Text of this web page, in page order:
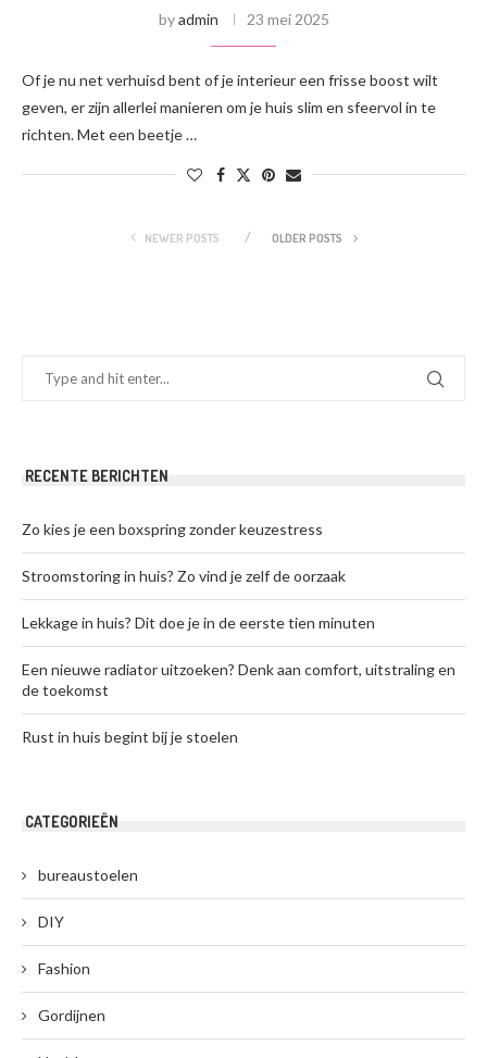
byadmin 23 mei 2025
Of je nu net verhuisd bent of je interieur een frisse boost wilt
geven, er zijn allerlei manieren om je huis slim en sfeervol in te
richten. Met een beetje …
NEWER POSTS OLDER POSTS
RECENTE BERICHTEN
Zo kies je een boxspring zonder keuzestress
Stroomstoring in huis? Zo vind je zelf de oorzaak
Lekkage in huis? Dit doe je in de eerste tien minuten
Een nieuwe radiator uitzoeken? Denk aan comfort, uitstraling en
de toekomst
Rust in huis begint bij je stoelen
CATEGORIEËN
bureaustoelen
DIY
Fashion
Gordijnen